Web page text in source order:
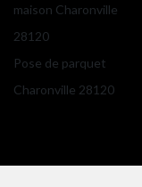
maison Charonville
28120
Pose de parquet
Charonville 28120